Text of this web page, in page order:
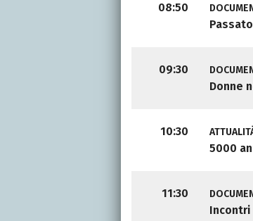
08:50
09:30
Donne
10:30
5000
11:30
Incontri